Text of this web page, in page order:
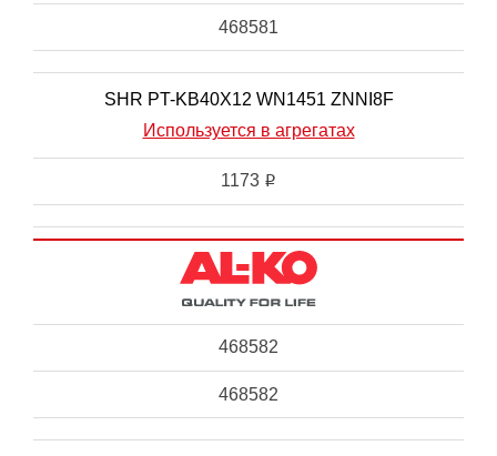
468581
SHR PT-KB40X12 WN1451 ZNNI8F
Используется в агрегатах
1173 i
468582
468582